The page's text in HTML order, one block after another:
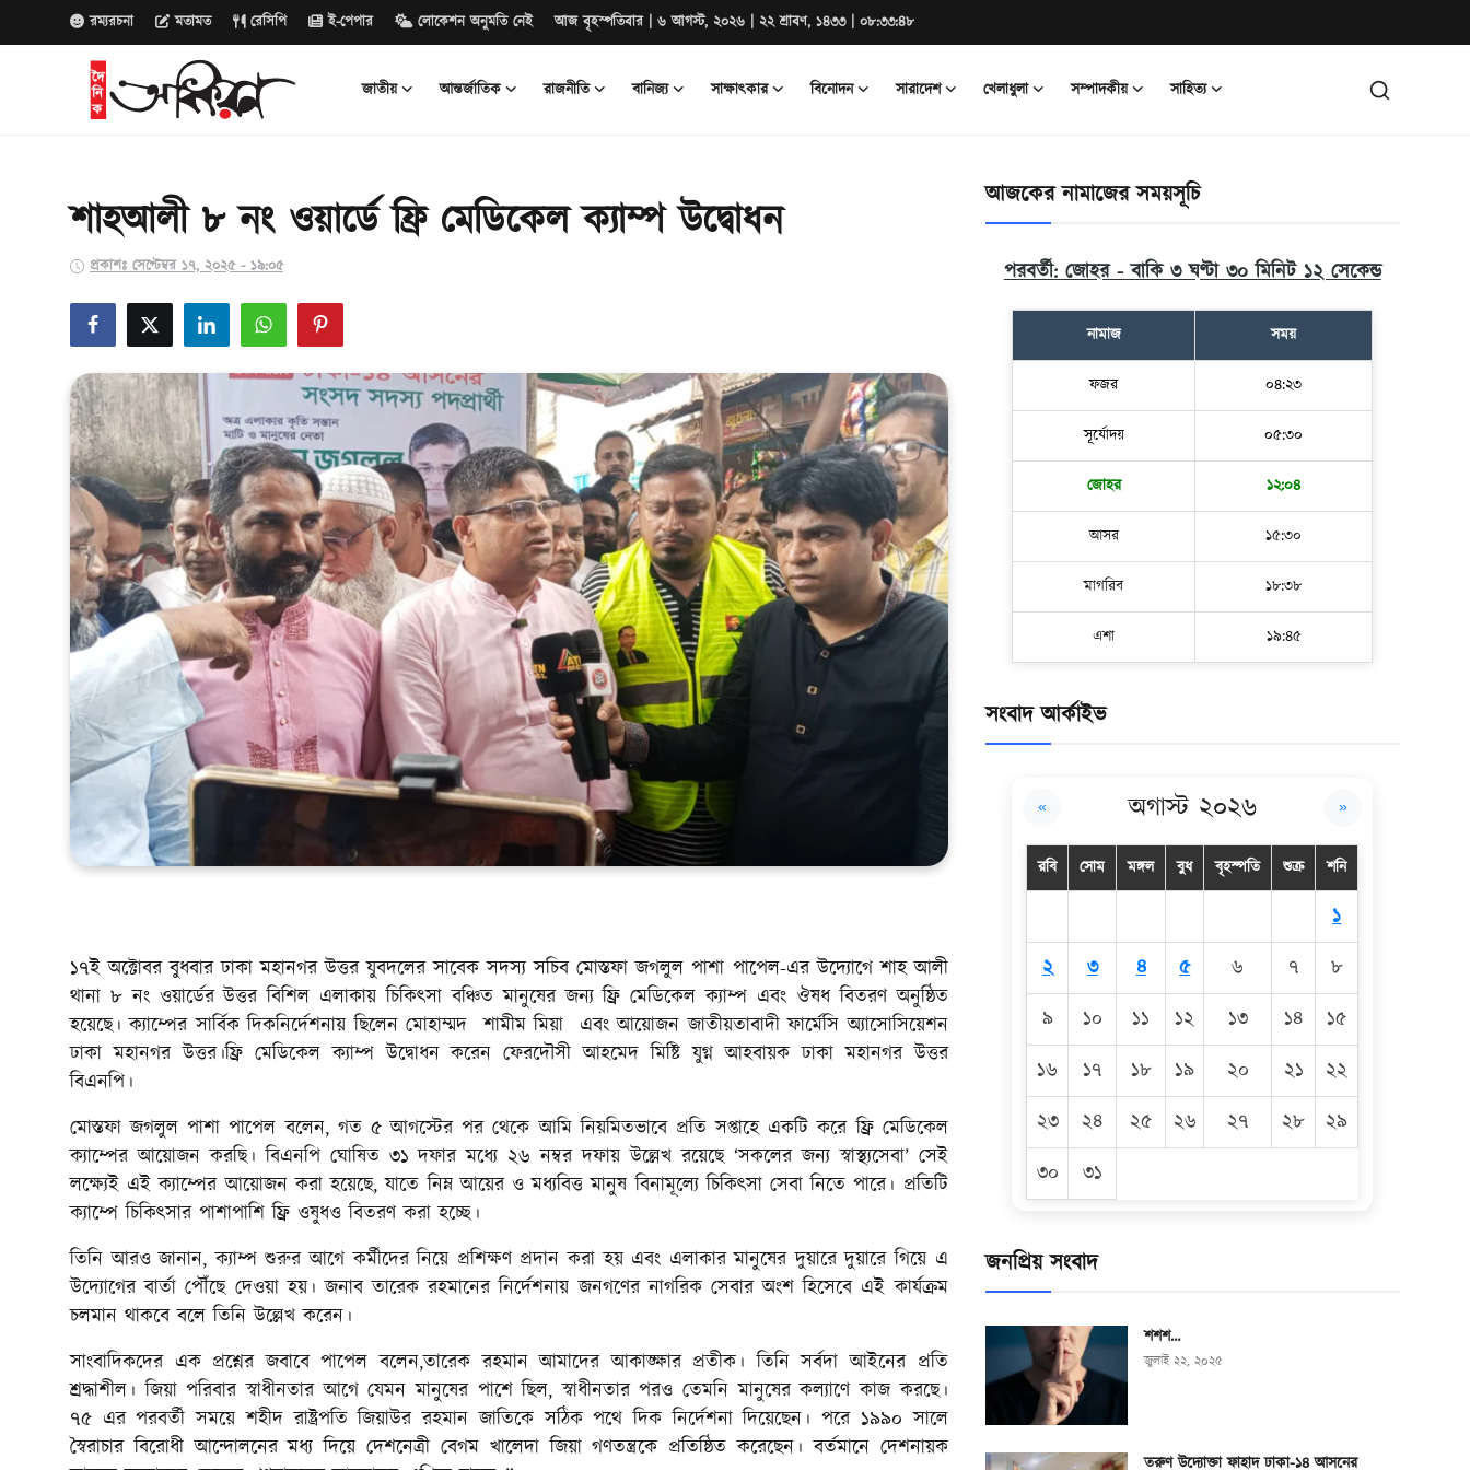
রম্যরচনা মতামত রেসিপি ই-পেপার লোকেশন অনুমতি নেই আজ বৃহস্পতিবার | ৬ আগস্ট, ২০২৬ | ২২ শ্রাবণ, ১৪৩৩ | ০৮:৩৩:৪৯
জাতীয় আন্তর্জাতিক রাজনীতি বানিজ্য সাক্ষাৎকার বিনোদন সারাদেশ খেলাধুলা সম্পাদকীয় সাহিত্য
আন্তর্জাতিক
রাজনীতি
সাক্ষাৎকার
বিনোদন
সারাদেশ
খেলাধুলা
সম্পাদকীয়
শাহআলী ৮ নং ওয়ার্ডে ফ্রি মেডিকেল ক্যাম্প উদ্বোধন
প্রকাশঃ সেপ্টেম্বর ১৭, ২০২৫ - ১৯:০৫
১৭ই অক্টোবর বুধবার ঢাকা মহানগর উত্তর যুবদলের সাবেক সদস্য সচিব মোস্তফা জগলুল পাশা পাপেল-এর উদ্যোগে শাহ আলী
থানা ৮ নং ওয়ার্ডের উত্তর বিশিল এলাকায় চিকিৎসা বঞ্চিত মানুষের জন্য ফ্রি মেডিকেল ক্যাম্প এবং ঔষধ বিতরণ অনুষ্ঠিত
হয়েছে। ক্যাম্পের সার্বিক দিকনির্দেশনায় ছিলেন মোহাম্মদ শামীম মিয়া এবং আয়োজন জাতীয়তাবাদী ফার্মেসি অ্যাসোসিয়েশন
ঢাকা মহানগর উত্তর।ফ্রি মেডিকেল ক্যাম্প উদ্বোধন করেন ফেরদৌসী আহমেদ মিষ্টি যুগ্ন আহবায়ক ঢাকা মহানগর উত্তর
বিএনপি।
মোস্তফা জগলুল পাশা পাপেল বলেন, গত ৫ আগস্টের পর থেকে আমি নিয়মিতভাবে প্রতি সপ্তাহে একটি করে ফ্রি মেডিকেল
ক্যাম্পের আয়োজন করছি। বিএনপি ঘোষিত ৩১ দফার মধ্যে ২৬ নম্বর দফায় উল্লেখ রয়েছে ‘সকলের জন্য স্বাস্থ্যসেবা’ সেই
লক্ষ্যেই এই ক্যাম্পের আয়োজন করা হয়েছে, যাতে নিম্ন আয়ের ও মধ্যবিত্ত মানুষ বিনামূল্যে চিকিৎসা সেবা নিতে পারে। প্রতিটি
ক্যাম্পে চিকিৎসার পাশাপাশি ফ্রি ওষুধও বিতরণ করা হচ্ছে।
তিনি আরও জানান, ক্যাম্প শুরুর আগে কর্মীদের নিয়ে প্রশিক্ষণ প্রদান করা হয় এবং এলাকার মানুষের দুয়ারে দুয়ারে গিয়ে এ
উদ্যোগের বার্তা পৌঁছে দেওয়া হয়। জনাব তারেক রহমানের নির্দেশনায় জনগণের নাগরিক সেবার অংশ হিসেবে এই কার্যক্রম
চলমান থাকবে বলে তিনি উল্লেখ করেন।
সাংবাদিকদের এক প্রশ্নের জবাবে পাপেল বলেন,তারেক রহমান আমাদের আকাঙ্ক্ষার প্রতীক। তিনি সর্বদা আইনের প্রতি
শ্রদ্ধাশীল। জিয়া পরিবার স্বাধীনতার আগে যেমন মানুষের পাশে ছিল, স্বাধীনতার পরও তেমনি মানুষের কল্যাণে কাজ করছে।
৭৫ এর পরবর্তী সময়ে শহীদ রাষ্ট্রপতি জিয়াউর রহমান জাতিকে সঠিক পথে দিক নির্দেশনা দিয়েছেন। পরে ১৯৯০ সালে
স্বৈরাচার বিরোধী আন্দোলনের মধ্য দিয়ে দেশনেত্রী বেগম খালেদা জিয়া গণতন্ত্রকে প্রতিষ্ঠিত করেছেন। বর্তমানে দেশনায়ক
আজকের নামাজের সময়সূচি
পরবর্তী: জোহর - বাকি ৩ ঘণ্টা ৩০ মিনিট ১০ সেকেন্ড
নামাজ সময়
ফজর ০৪:২৩
সূর্যোদয় ০৫:৩০
জোহর ১২:০৪
আসর ১৫:৩০
মাগরিব ১৮:৩৮
এশা ১৯:৪৫
সংবাদ আর্কাইভ
« অগাস্ট ২০২৬ »
রবি সোম মঙ্গল বুধ বৃহস্পতি শুক্র শনি
১
২
৩ ৪ ৫ ৬ ৭
৮
৯
১০ ১১ ১২ ১৩ ১৪
১৫
১৬
১৭ ১৮ ১৯ ২০ ২১
২২
২৩
২৪ ২৫ ২৬ ২৭ ২৮
২৯
৩০
৩১
জনপ্রিয় সংবাদ
শশশ…
জুলাই ২২, ২০২৫
তরুণ উদ্যোক্তা ফাহাদ ঢাকা-১৪ আসনের